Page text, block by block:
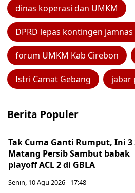
dinas koperasi dan UMKM
DPRD lepas kontingen
forum UMKM Kab Cirebon
Istri Camat Gebang jabar
Berita Populer
Tak Cuma Ganti Rumput, Ini 3
Matang Persib Sambut babak
playoff ACL 2 di GBLA
Senin, 10 Agu 2026 - 17:48